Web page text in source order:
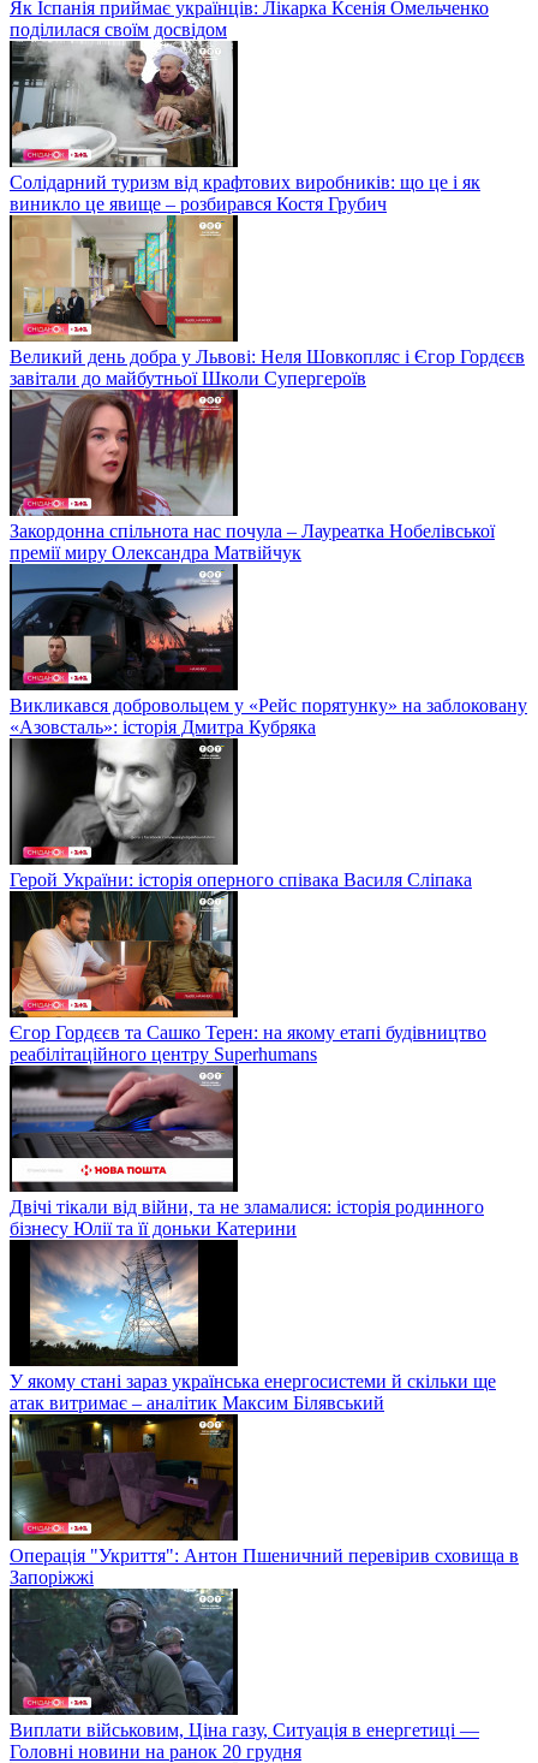
Як Іспанія приймає українців: Лікарка Ксенія Омельченко
поділилася своїм досвідом
Солідарний туризм від крафтових виробників: що це і як
виникло це явище – розбирався Костя Грубич
Великий день добра у Львові: Неля Шовкопляс і Єгор Гордєєв
завітали до майбутньої Школи Супергероїв
Закордонна спільнота нас почула – Лауреатка Нобелівської
премії миру Олександра Матвійчук
Викликався добровольцем у «Рейс порятунку» на заблоковану
«Азовсталь»: історія Дмитра Кубряка
Герой України: історія оперного співака Василя Сліпака
Єгор Гордєєв та Сашко Терен: на якому етапі будівництво
реабілітаційного центру Superhumans
Двічі тікали від війни, та не зламалися: історія родинного
бізнесу Юлії та її доньки Катерини
У якому стані зараз українська енергосистеми й скільки ще
атак витримає – аналітик Максим Білявський
Операція "Укриття": Антон Пшеничний перевірив сховища в
Запоріжжі
Виплати військовим, Ціна газу, Ситуація в енергетиці —
Головні новини на ранок 20 грудня